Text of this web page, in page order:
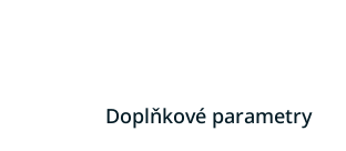
Doplňkové parametry